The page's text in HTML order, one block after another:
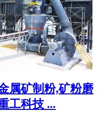
属矿制粉,矿粉磨
工科技 ...